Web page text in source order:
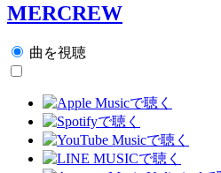
MERCREW
曲を視聴